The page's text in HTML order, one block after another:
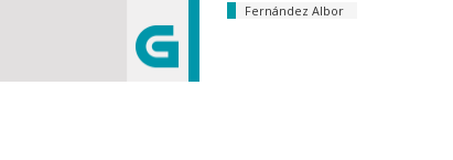
Fernández Albor